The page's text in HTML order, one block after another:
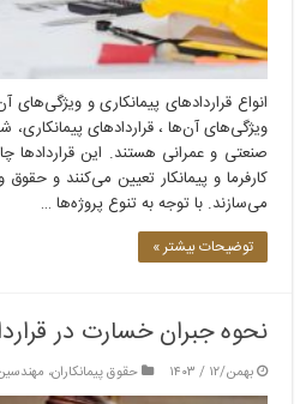
انواع قراردادهای پیمانکاری و ویژگی‌های
ویژگی‌های آن‌ها ، قراردادهای پیمانکاری،
صنعتی و عمرانی هستند. این قراردادها
کارفرما و پیمانکار تعیین می‌کنند و
می‌سازند. با توجه به تنوع پروژه‌ها …
توضیحات بیشتر »
نحوه جبران خسارت در
بهمن/۱۲ / ۱۴۰۳ حقوق پیمانکاران،